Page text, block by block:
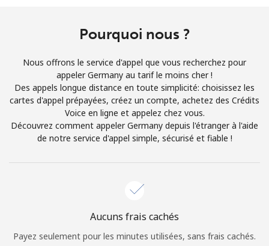
Continue avec
Pourquoi nous ?
Nous offrons le service d'appel que vous recherchez pour
appeler Germany au tarif le moins cher !
Des appels longue distance en toute simplicité: choisissez les
cartes d'appel prépayées, créez un compte, achetez des Crédits
Voice en ligne et appelez chez vous.
Découvrez comment appeler Germany depuis l'étranger à l'aide
de notre service d'appel simple, sécurisé et fiable !
Aucuns frais cachés
Payez seulement pour les minutes utilisées, sans frais cachés.